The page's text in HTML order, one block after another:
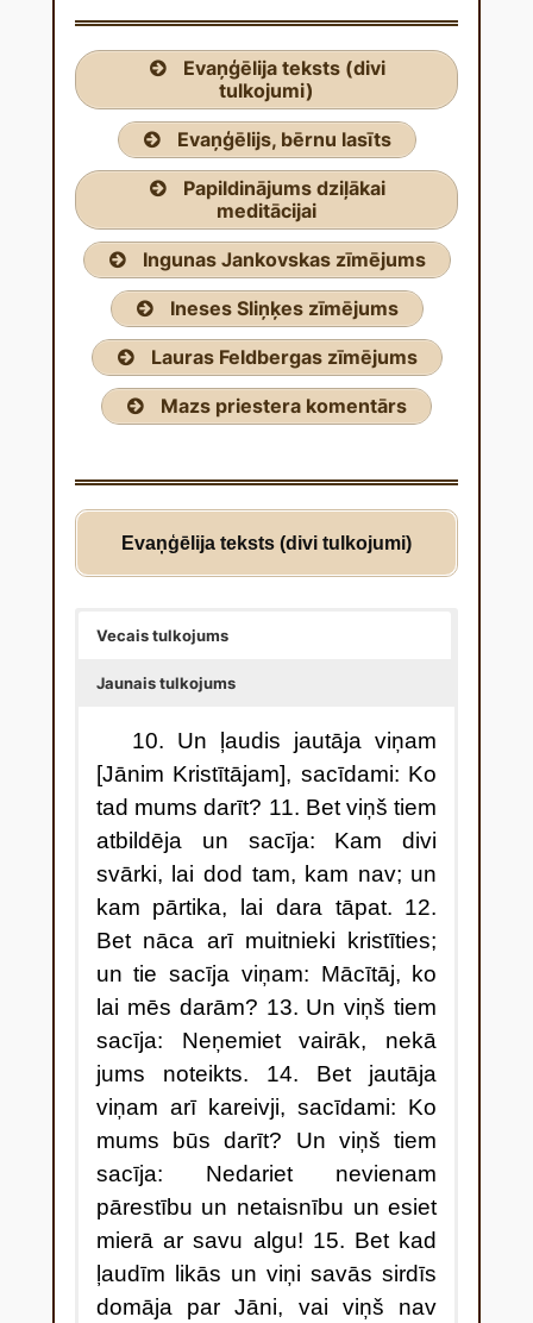
Evaņģēlija teksts (divi
tulkojumi)
Evaņģēlijs, bērnu lasīts
Papildinājums dziļākai
meditācijai
Ingunas Jankovskas zīmējums
Ineses Sliņķes zīmējums
Lauras Feldbergas zīmējums
Mazs priestera komentārs
Evaņģēlija teksts (divi tulkojumi)
Vecais tulkojums
Jaunais tulkojums
10. Un ļaudis jautāja viņam
[Jānim Kristītājam], sacīdami: Ko
tad mums darīt? 11. Bet viņš tiem
atbildēja un sacīja: Kam divi
svārki, lai dod tam, kam nav; un
kam pārtika, lai dara tāpat. 12.
Bet nāca arī muitnieki kristīties;
un tie sacīja viņam: Mācītāj, ko
lai mēs darām? 13. Un viņš tiem
sacīja: Neņemiet vairāk, nekā
jums noteikts. 14. Bet jautāja
viņam arī kareivji, sacīdami: Ko
mums būs darīt? Un viņš tiem
sacīja: Nedariet nevienam
pārestību un netaisnību un esiet
mierā ar savu algu! 15. Bet kad
ļaudīm likās un viņi savās sirdīs
domāja par Jāni, vai viņš nav